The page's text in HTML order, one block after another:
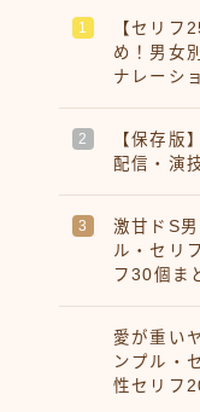
【セリフ
め！男女
ナレーシ
【保存版
配信・演
激甘ドS
ル・セリ
フ30個ま
愛が重い
ンプル・
性セリフ